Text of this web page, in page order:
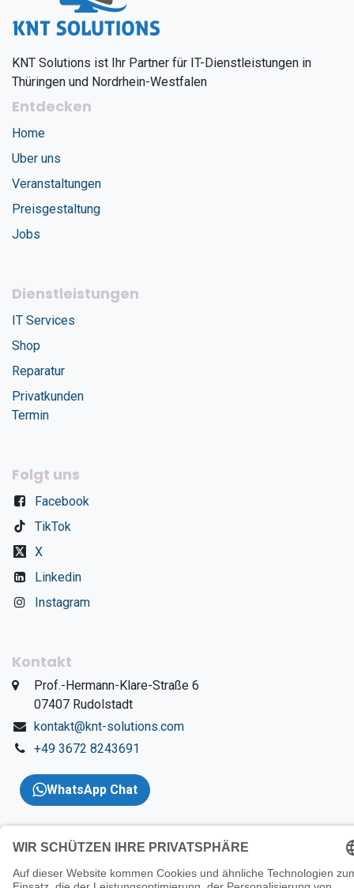
KNT Solutions ist Ihr Partner für IT-Dienstleistungen in
Thüringen und Nordrhein-Westfalen
Entdecken
Home
Uber uns
Veranstaltungen
Preisgestaltung
Jobs
Dienstleistungen
IT Services
Shop
Reparatur
Privatkunden
Termin
Folgt uns
Facebook
TikTok
X
Linkedin
Instagram
Kontakt
​Prof.-Hermann-Klare-Straße 6
​07407 Rudolstadt
kontakt@knt-solutions.com
+49 3672 8243691
WhatsApp Chat
Copyright 2026 © KNT